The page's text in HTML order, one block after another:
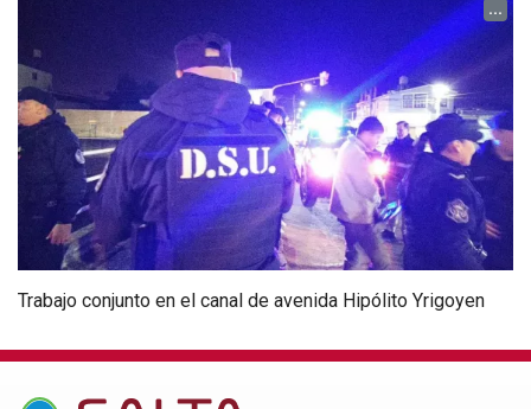
...
Trabajo conjunto en el canal de avenida Hipólito Yrigoyen